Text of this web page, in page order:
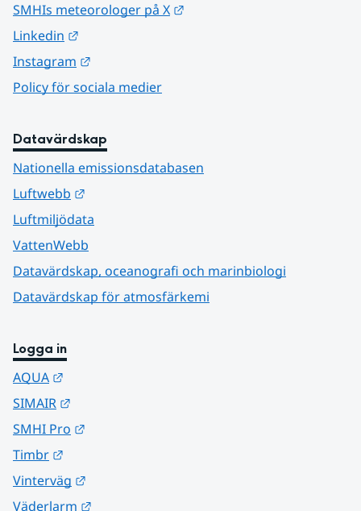
SMHIs meteorologer på X
Linkedin
Instagram
Policy för sociala medier
Datavärdskap
Nationella emissionsdatabasen
Luftwebb
Luftmiljödata
VattenWebb
Datavärdskap, oceanografi och marinbiologi
Datavärdskap för atmosfärkemi
Logga in
AQUA
SIMAIR
SMHI Pro
Timbr
Vinterväg
Väderlarm